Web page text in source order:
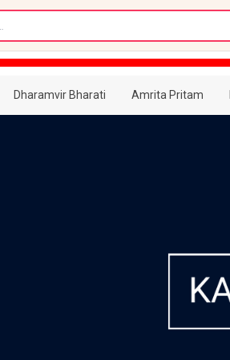
Dharamvir Bharati Amrita Pritam